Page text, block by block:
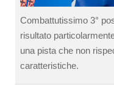
Combattutissimo 3°
risultato
una pista che non
caratteristiche.